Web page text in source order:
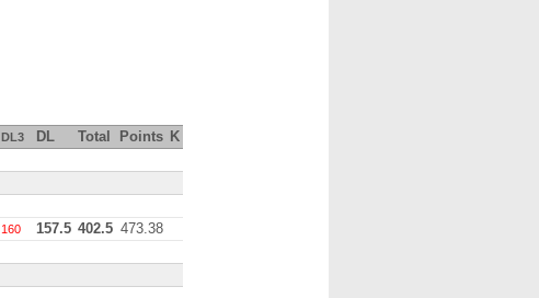
DL3 DL Total Points K
160 157.5 402.5 473.38